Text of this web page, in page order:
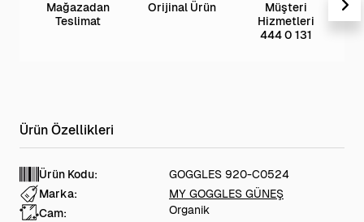
Mağazadan
Teslimat
Orijinal Ürün
Müşteri
Hizmetleri
444 0 131
Ürün Kodu:
GOGGLES 920-C0524
Marka:
MY GOGGLES GÜNEŞ
Cam:
Organik